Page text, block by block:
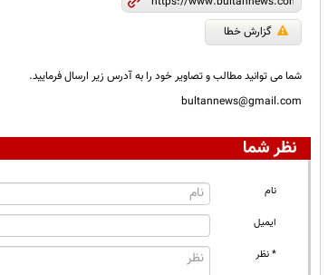
گزارش خطا
شما می توانید مطالب و تصاویر خود را به آدرس زیر ارسال فرمایید.
bultannews@gmail.com
نظر شما
نام
ایمیل
* نظر